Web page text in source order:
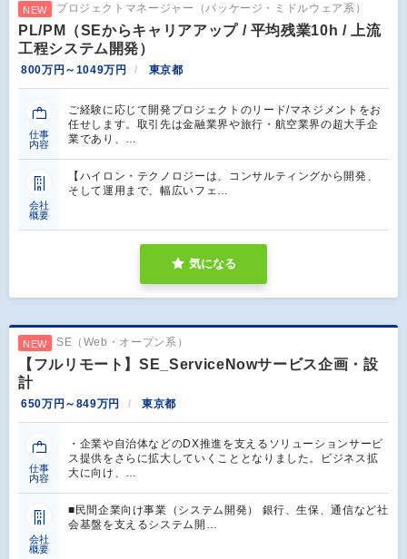
NEW プロジェクトマネージャー（パッケージ・ミドルウェア系）
PL/PM（SEからキャリアアップ / 平均残業10h / 上流
工程システム開発）
800万円～1049万円 東京都
仕事
内容
ご経験に応じて開発プロジェクトのリード/マネジメントをお
任せします。取引先は金融業界や旅行・航空業界の超大手企
業であり、…
会社
概要
【ハイロン・テクノロジーは、コンサルティングから開発、
そして運用まで、幅広いフェ…
気になる
NEW SE（Web・オープン系）
【フルリモート】SE_ServiceNowサービス企画・設
計
650万円～849万円 東京都
仕事
内容
・企業や自治体などのDX推進を支えるソリューションサービ
ス提供をさらに拡大していくこととなりました。ビジネス拡
大に向け、…
会社
概要
■民間企業向け事業（システム開発） 銀行、生保、通信など社
会基盤を支えるシステム開…